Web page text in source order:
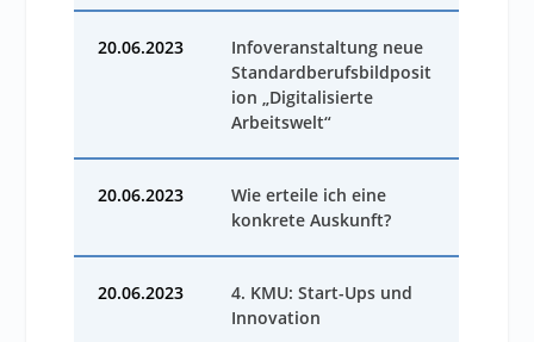
20.06.2023
Infoveranstaltung neue
Standardberufsbildposit
ion „Digitalisierte
Arbeitswelt“
20.06.2023
Wie erteile ich eine
konkrete Auskunft?
20.06.2023
4. KMU: Start-Ups und
Innovation